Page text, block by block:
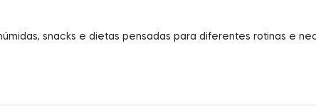
snacks e dietas pensadas para diferentes rotinas e